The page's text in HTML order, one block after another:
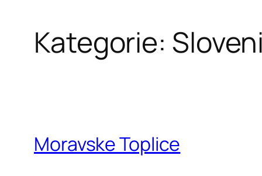
Kategorie:
Moravske Toplice